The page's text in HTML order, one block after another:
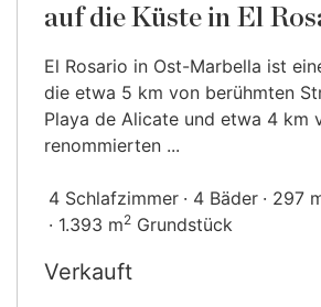
auf die Küste in El
El Rosario in Ost-Marbella ist
die etwa 5 km von berühmten
Playa de Alicate und etwa 4 km
renommierten ...
4 Schlafzimmer 4 Bäder 297
1.393 m2 Grundstück
Verkauft